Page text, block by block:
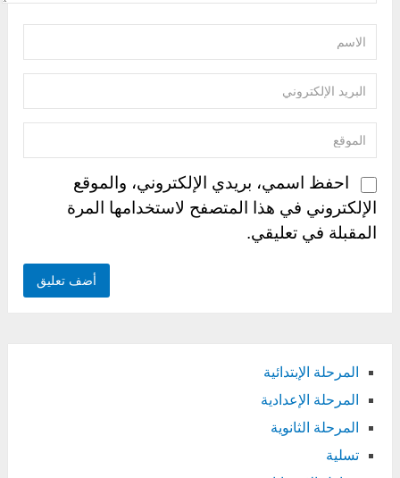
احفظ اسمي، بريدي الإلكتروني، والموقع
الإلكتروني في هذا المتصفح لاستخدامها المرة
المقبلة في تعليقي.
المرحلة الإبتدائية
المرحلة الإعدادية
المرحلة الثانوية
تسلية